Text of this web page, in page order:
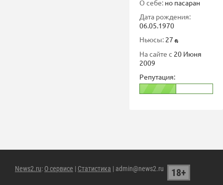
О себе: но пасаран
Дата рождения:
06.05.1970
Ньюсы: 27
На сайте с 20 Июня
2009
Репутация:
News2.ru: О сервисе | Статистика | admin@news2.ru 18+